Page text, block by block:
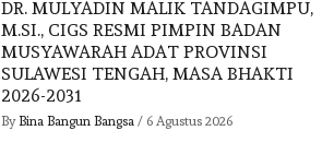
DR. MULYADIN MALIK TANDAGIMPU,
M.SI., CIGS RESMI PIMPIN BADAN
MUSYAWARAH ADAT PROVINSI
SULAWESI TENGAH, MASA BHAKTI
2026-2031
By Bina Bangun Bangsa / 6 Agustus 2026